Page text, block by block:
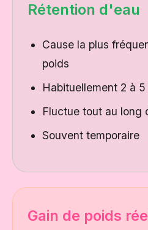
Rétention d'eau
Cause la plus
poids
Habituellement 2 à 5
Fluctue tout au long
Souvent temporaire
Gain de poids